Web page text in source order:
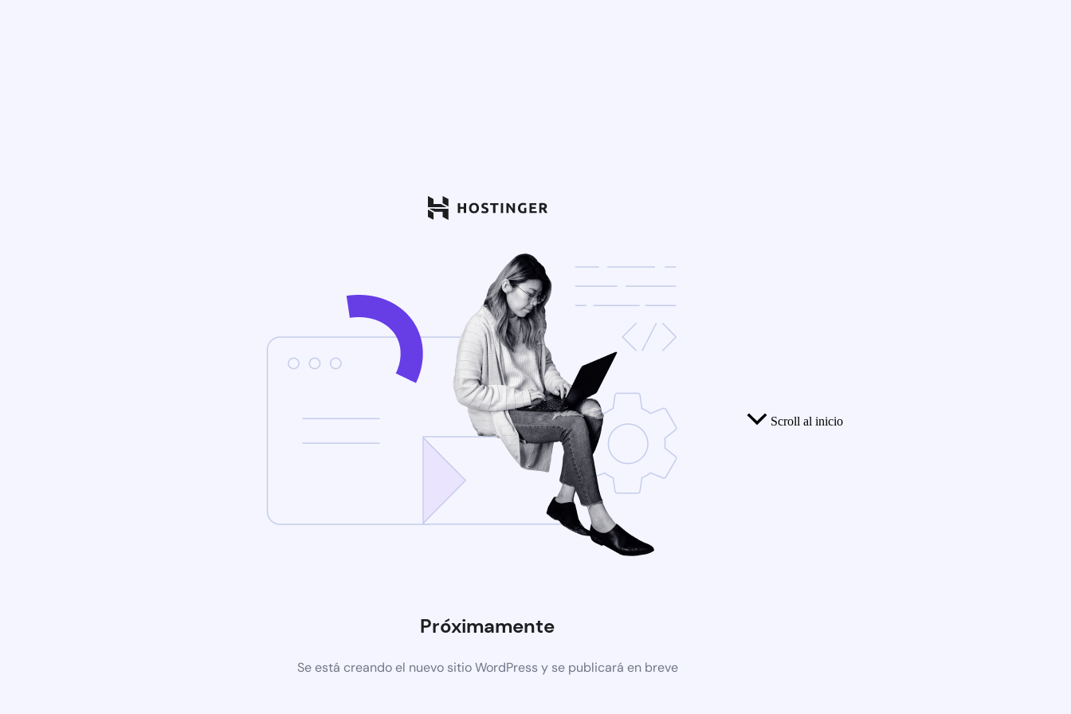
Próximamente
Se está creando el nuevo sitio WordPress y se publicará en breve
Scroll al inicio